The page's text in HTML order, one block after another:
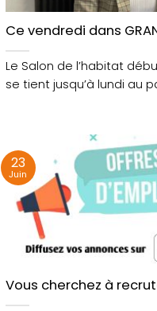
Mendon et
Ce vendredi dans
Le Salon de l’habitat
se tient jusqu’à lundi au
Lorient
Vous cherchez à
23
Juin